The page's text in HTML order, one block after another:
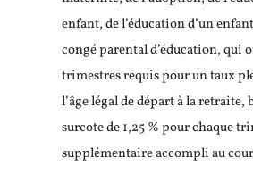
enfant, de l’éducation d’un
congé parental d’éducation, qui
trimestres requis pour un taux
l’âge légal de départ à la retraite,
surcote de 1,25 % pour chaque
supplémentaire accompli au